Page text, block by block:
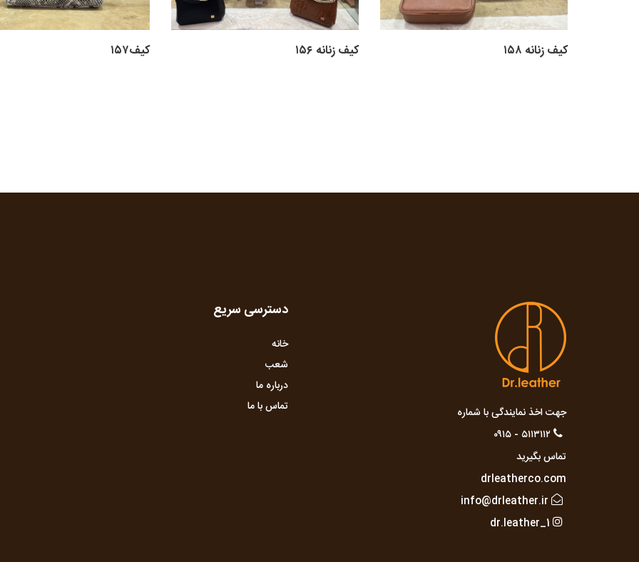
کیف۱۵۷ کیف زنانه ۱۵۶ کیف زنانه ۱۵۸
جهت اخذ نمایندگی با شماره
۵۱۱۳۱۱۲ - ۰۹۱۵
تماس بگیرید
drleatherco.com
info@drleather.ir
dr.leather_1
دسترسی سریع
خانه
شعب
درباره ما
تماس با ما